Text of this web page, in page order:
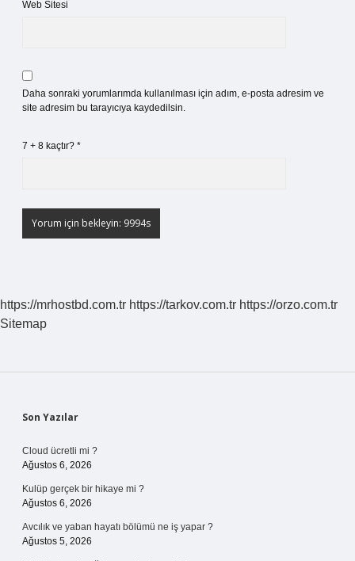
Web Sitesi
Daha sonraki yorumlarımda kullanılması için adım, e-posta adresim ve
site adresim bu tarayıcıya kaydedilsin.
7 + 8 kaçtır? *
https://mrhostbd.com.tr https://tarkov.com.tr https://orzo.com.tr
Sitemap
Sidebar
Son Yazılar
Cloud ücretli mi ?
Ağustos 6, 2026
Kulüp gerçek bir hikaye mi ?
Ağustos 6, 2026
Avcılık ve yaban hayatı bölümü ne iş yapar ?
Ağustos 5, 2026